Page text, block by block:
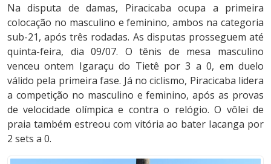
Na disputa de damas, Piracicaba ocupa a primeira
colocação no masculino e feminino, ambos na categoria
sub-21, após três rodadas. As disputas prosseguem até
quinta-feira, dia 09/07. O tênis de mesa masculino
venceu ontem Igaraçu do Tietê por 3 a 0, em duelo
válido pela primeira fase. Já no ciclismo, Piracicaba lidera
a competição no masculino e feminino, após as provas
de velocidade olímpica e contra o relógio. O vôlei de
praia também estreou com vitória ao bater Iacanga por
2 sets a 0.